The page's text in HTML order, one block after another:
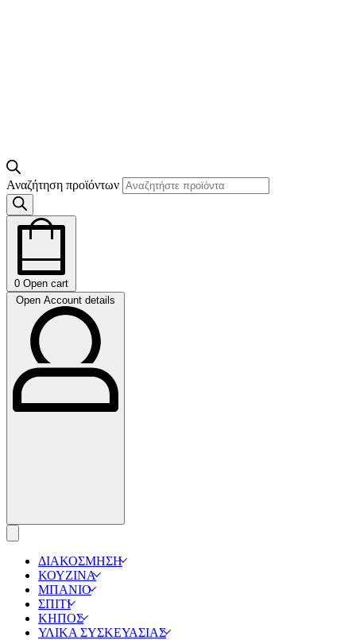
Αναζήτηση προϊόντων
0 Open cart
Open Account details
ΔΙΑΚΟΣΜΗΣΗ
ΚΟΥΖΙΝΑ
ΜΠΑΝΙΟ
ΣΠΙΤΙ
ΚΗΠΟΣ
ΥΛΙΚΑ ΣΥΣΚΕΥΑΣΙΑΣ